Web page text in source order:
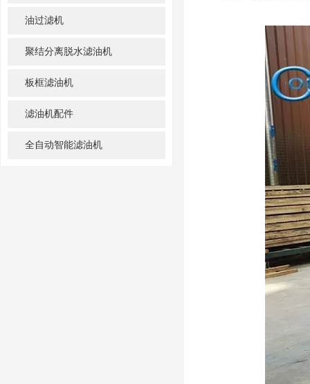
油过滤机
聚结分离脱水滤油机
板框滤油机
滤油机配件
全自动智能滤油机